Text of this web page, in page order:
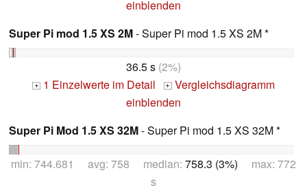
einblenden
Super Pi mod 1.5 XS 2M- Super Pi mod 1.5 XS 2M *
36.5 s (2%)
+ 1 Einzelwerte im Detail + Vergleichsdiagramm
einblenden
Super Pi Mod 1.5 XS 32M- Super Pi mod 1.5 XS 32M *
min: 744.681 avg: 758 median: 758.3 (3%) max: 772
s